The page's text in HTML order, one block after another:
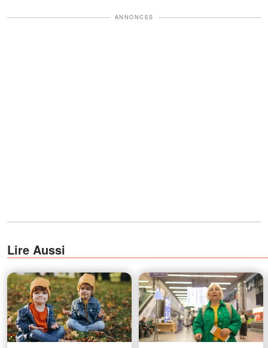
ANNONCES
Lire Aussi